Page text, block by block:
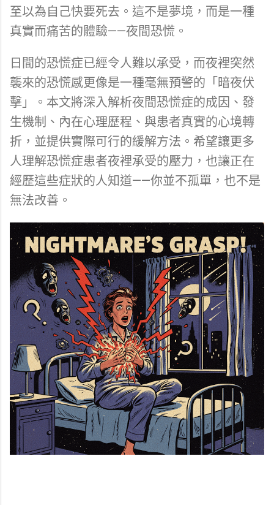
至以為自己快要死去。這不是夢境，而是一種
真實而痛苦的體驗——夜間恐慌。
日間的恐慌症已經令人難以承受，而夜裡突然
襲來的恐慌感更像是一種毫無預警的「暗夜伏
擊」。本文將深入解析夜間恐慌症的成因、發
生機制、內在心理歷程、與患者真實的心境轉
折，並提供實際可行的緩解方法。希望讓更多
人理解恐慌症患者夜裡承受的壓力，也讓正在
經歷這些症狀的人知道——你並不孤單，也不是
無法改善。